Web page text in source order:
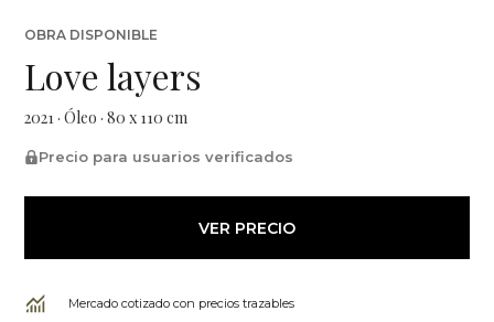
OBRA DISPONIBLE
Love layers
2021 · Óleo · 80 x 110 cm
Precio para usuarios verificados
VER PRECIO
Mercado cotizado con precios trazables